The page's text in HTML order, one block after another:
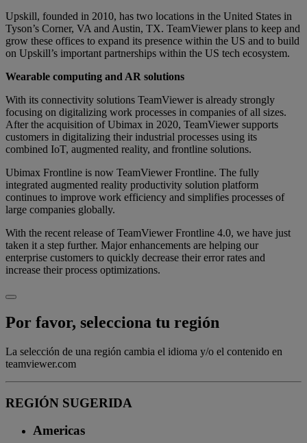
Upskill, founded in 2010, has two locations in the United States in
Tyson’s Corner, VA and Austin, TX. TeamViewer plans to keep and
grow these offices to expand its presence within the US and to build
on Upskill’s important partnerships within the US tech ecosystem.
Wearable computing and AR solutions
With its connectivity solutions TeamViewer is already strongly
focusing on digitalizing work processes in companies of all sizes.
After the acquisition of Ubimax in 2020, TeamViewer supports
customers in digitalizing their industrial processes using its
combined IoT, augmented reality, and frontline solutions.
Ubimax Frontline is now TeamViewer Frontline. The fully
integrated augmented reality productivity solution platform
continues to improve work efficiency and simplifies processes of
large companies globally.
With the recent release of TeamViewer Frontline 4.0, we have just
taken it a step further. Major enhancements are helping our
enterprise customers to quickly decrease their error rates and
increase their process optimizations.
Por favor, selecciona tu región
La selección de una región cambia el idioma y/o el contenido en
teamviewer.com
REGIÓN SUGERIDA
Americas